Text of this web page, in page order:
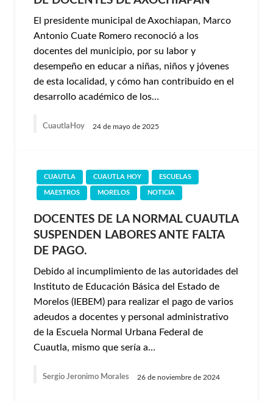
El presidente municipal de Axochiapan, Marco
Antonio Cuate Romero reconoció a los
docentes del municipio, por su labor y
desempeño en educar a niñas, niños y jóvenes
de esta localidad, y cómo han contribuido en el
desarrollo académico de los…
CuautlaHoy 24 de mayo de 2025
CUAUTLA CUAUTLA HOY ESCUELAS
MAESTROS MORELOS NOTICIA
DOCENTES DE LA NORMAL CUAUTLA
SUSPENDEN LABORES ANTE FALTA
DE PAGO.
Debido al incumplimiento de las autoridades del
Instituto de Educación Básica del Estado de
Morelos (IEBEM) para realizar el pago de varios
adeudos a docentes y personal administrativo
de la Escuela Normal Urbana Federal de
Cuautla, mismo que sería a…
Sergio Jeronimo Morales 26 de noviembre de 2024